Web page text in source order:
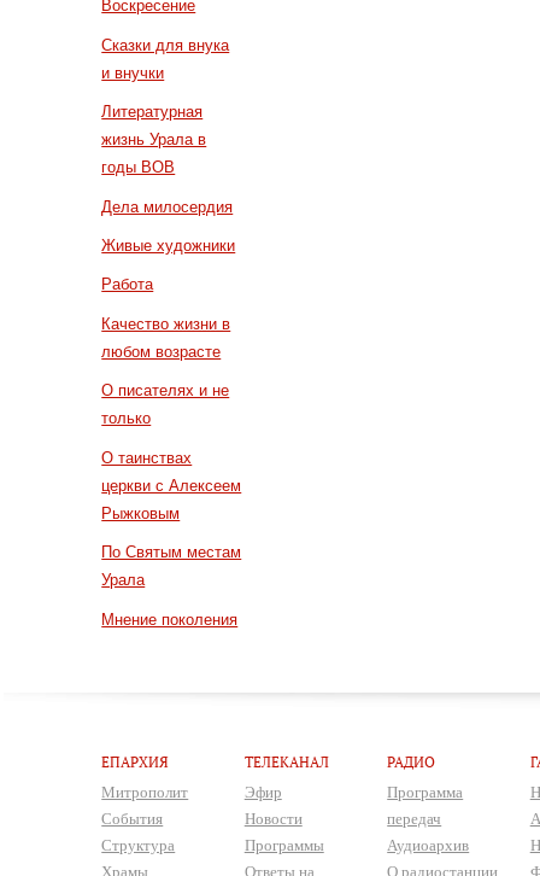
Воскресение
Сказки для внука
и внучки
Литературная
жизнь Урала в
годы ВОВ
Дела милосердия
Живые художники
Работа
Качество жизни в
любом возрасте
О писателях и не
только
О таинствах
церкви с Алексеем
Рыжковым
По Святым местам
Урала
Мнение поколения
ЕПАРХИЯ
Митрополит
События
Структура
Храмы
ТЕЛЕКАНАЛ
Эфир
Новости
Программы
Ответы на
РАДИО
Программа
передач
Аудиоархив
О радиостанции